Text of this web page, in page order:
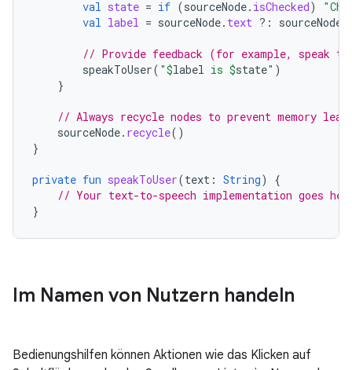
val state = if (sourceNode. isChecked)
val label = sourceNode. text ?: sourceNode
// Provide feedback (for example, speak
speakToUser( "$label is $state" )
}
// Always recycle nodes to prevent memory
sourceNode. recycle()
}
private fun speakToUser(text : String)
{
// Your text-to-speech implementation goes
}
Im Namen von Nutzern handeln
Bedienungshilfen können Aktionen wie das Klicken auf